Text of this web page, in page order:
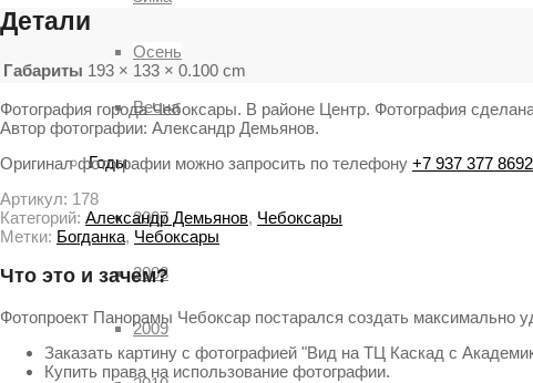
Осень
Весна
Годы
2007
2008
2009
Детали
Габариты 193 × 133 × 0.100 cm
Фотография города Чебоксары. В районе Центр. Фотография
Автор фотографии: Александр Демьянов.
Оригинал фотографии можно запросить по телефону +7 937 377 8692
Артикул: 178
Категорий: Александр Демьянов, Чебоксары
Метки: Богданка, Чебоксары
Что это и зачем?
Фотопроект Панорамы Чебоксар постарался создать максимально
Заказать картину с фотографией "Вид на ТЦ Каскад с
Купить права на использование фотографии.